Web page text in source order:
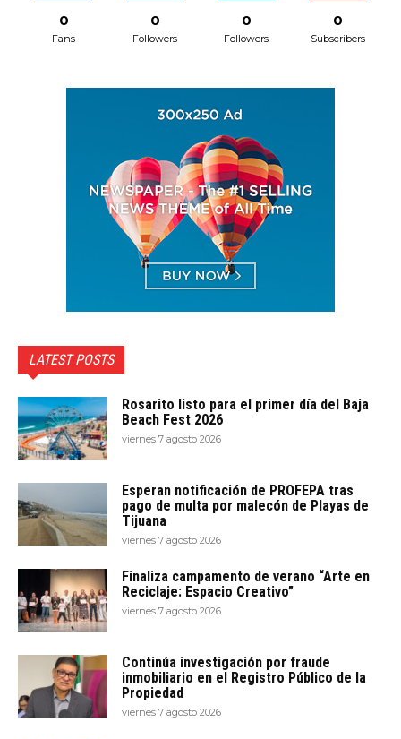
0
Fans
0
Followers
0
Followers
0
Subscribers
LATEST POSTS
Rosarito listo para el primer día del Baja
Beach Fest 2026
viernes 7 agosto 2026
Esperan notificación de PROFEPA tras
pago de multa por malecón de Playas de
Tijuana
viernes 7 agosto 2026
Finaliza campamento de verano “Arte en
Reciclaje: Espacio Creativo”
viernes 7 agosto 2026
Continúa investigación por fraude
inmobiliario en el Registro Público de la
Propiedad
viernes 7 agosto 2026